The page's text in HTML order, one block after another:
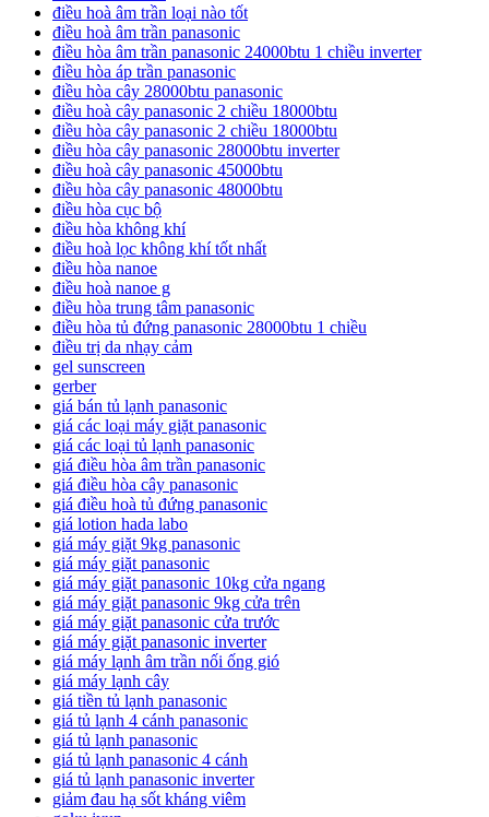
điều hoà âm trần loại nào tốt
điều hoà âm trần panasonic
điều hòa âm trần panasonic 24000btu 1 chiều inverter
điều hòa áp trần panasonic
điều hòa cây 28000btu panasonic
điều hoà cây panasonic 2 chiều 18000btu
điều hòa cây panasonic 2 chiều 18000btu
điều hòa cây panasonic 28000btu inverter
điều hoà cây panasonic 45000btu
điều hòa cây panasonic 48000btu
điều hòa cục bộ
điều hòa không khí
điều hoà lọc không khí tốt nhất
điều hòa nanoe
điều hoà nanoe g
điều hòa trung tâm panasonic
điều hòa tủ đứng panasonic 28000btu 1 chiều
điều trị da nhạy cảm
gel sunscreen
gerber
giá bán tủ lạnh panasonic
giá các loại máy giặt panasonic
giá các loại tủ lạnh panasonic
giá điều hòa âm trần panasonic
giá điều hòa cây panasonic
giá điều hoà tủ đứng panasonic
giá lotion hada labo
giá máy giặt 9kg panasonic
giá máy giặt panasonic
giá máy giặt panasonic 10kg cửa ngang
giá máy giặt panasonic 9kg cửa trên
giá máy giặt panasonic cửa trước
giá máy giặt panasonic inverter
giá máy lạnh âm trần nối ống gió
giá máy lạnh cây
giá tiền tủ lạnh panasonic
giá tủ lạnh 4 cánh panasonic
giá tủ lạnh panasonic
giá tủ lạnh panasonic 4 cánh
giá tủ lạnh panasonic inverter
giảm đau hạ sốt kháng viêm